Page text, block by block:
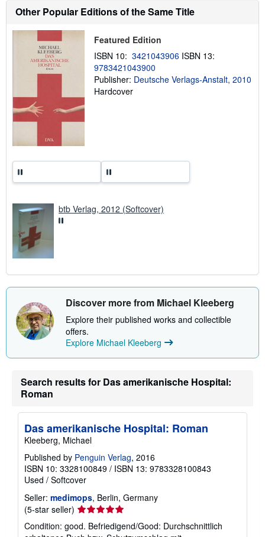
s
p
i
n
r
Other Popular Editions of the Same Title
Featured Edition
ISBN 10: 3421043906 ISBN 13:
9783421043900
Publisher: Deutsche Verlags-Anstalt, 2010
Hardcover
btb Verlag, 2012 (Softcover)
Discover more from Michael Kleeberg
Explore their published works and collectible
offers.
Explore Michael Kleeberg
Search results for Das amerikanische Hospital:
Roman
Das amerikanische Hospital: Roman
Kleeberg, Michael
Published by Penguin Verlag, 2016
ISBN 10: 3328100849 / ISBN 13: 9783328100843
Used / Softcover
Seller: medimops, Berlin, Germany
(5-star seller) Seller
rating
5
Condition: good. Befriedigend/Good: Durchschnittlich